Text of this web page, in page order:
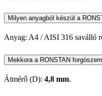
Milyen anyagból készül a
Anyag: A4 / AISI 316 saválló
Mekkora a RONSTAN
Átmérő (D): 4,8 mm.